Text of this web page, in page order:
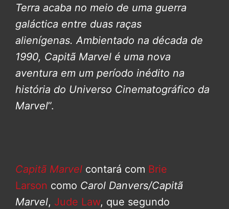
Terra acaba no meio de uma guerra
galáctica entre duas raças
alienígenas. Ambientado na década de
1990, Capitã Marvel é uma nova
aventura em um período inédito na
história do Universo Cinematográfico da
Marvel”.
Capitã Marvel contará com Brie
Larson como Carol Danvers/Capitã
Marvel, Jude Law, que segundo